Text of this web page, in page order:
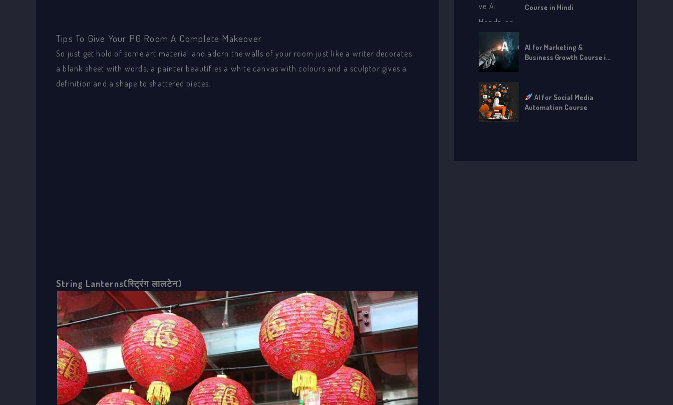
Tips To Give Your PG Room A Complete Makeover
So just get hold of some art material and adorn the walls of your room just like a writer decorates
a blank sheet with words, a painter beautifies a white canvas with colours and a sculptor gives a
definition and a shape to shattered pieces.
String Lanterns(स्ट्रिंग लालटेन)
Course in Hindi
AI for Marketing &
Business Growth Course in
AI for Social Media
Automation Course